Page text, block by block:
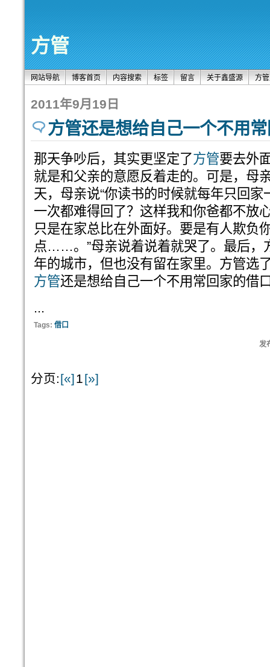
方管
网站导航 博客首页 内容搜索 标签 留言 关于鑫盛源 方
2011年9月19日
方管还是想给自己一个不用
那天争吵后，其实更坚定了方管要去外
就是和父亲的意愿反着走的。可是，母
天，母亲说“你读书的时候就每年只回
一次都难得回了？这样我和你爸都不放
只是在家总比在外面好。要是有人欺负
点……。”母亲说着说着就哭了。最后，
年的城市，但也没有留在家里。方管选
方管还是想给自己一个不用常回家的借
...
Tags: 借口
发
分页:[«]1[»]